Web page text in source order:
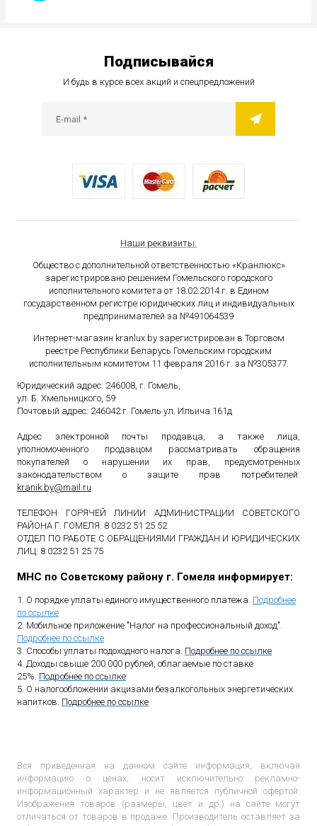
Наши реквизиты:
Общество с дополнительной ответственностью «Кранлюкс»
зарегистрировано решением Гомельского городского
исполнительного комитета от 18.02.2014 г. в Едином
государственном регистре юридических лиц и индивидуальных
предпринимателей за №491064539
Интернет-магазин kranlux.by зарегистрирован в Торговом
реестре Республики Беларусь Гомельским городским
исполнительным комитетом 11 февраля 2016 г. за №305377.
Юридический адрес: 246008, г. Гомель,
ул. Б. Хмельницкого, 59
Почтовый адрес: 246042 г. Гомель ул. Ильича 161д
Адрес электронной почты продавца, а также лица,
уполномоченного продавцом рассматривать обращения
покупателей о нарушении их прав, предусмотренных
законодательством о защите прав потребителей:
kranik.by@mail .ru
ТЕЛЕФОН ГОРЯЧЕЙ ЛИНИИ АДМИНИСТРАЦИИ СОВЕТСКОГО
РАЙОНА Г. ГОМЕЛЯ: 8 0232 51 25 52
ОТДЕЛ ПО РАБОТЕ С ОБРАЩЕНИЯМИ ГРАЖДАН И ЮРИДИЧЕСКИХ
ЛИЦ: 8 0232 51 25 75
МНС по Советскому району г. Гомеля информирует:
1. О порядке уплаты единого имущественного платежа. Подробнее
по ссылке
2. Мобильное приложение "Налог на профессиональный доход".
Подробнее по ссылке
3. Способы уплаты подоходного налога. Подробнее по ссылке
4. Доходы свыше 200 000 рублей, облагаемые по ставке
25%. Подробнее по ссылке
5. О налогообложении акцизами безалкогольных энергетических
напитков. Подробнее по ссылке
Вся приведенная на данном сайте информация, включая
информацию о ценах, носит исключительно рекламно-
информационный характер и не является публичной офертой.
Изображения товаров (размеры, цвет и др.) на сайте могут
отличаться от товаров в продаже. Производитель оставляет за
Подписывайся
И будь в курсе всех акций и спецпредложений